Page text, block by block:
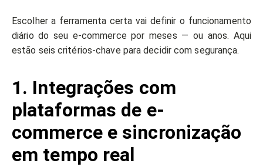
Escolher a ferramenta certa vai definir o funcionamento
diário do seu e-commerce por meses — ou anos. Aqui
estão seis critérios-chave para decidir com segurança.
1. Integrações com
plataformas de e-
commerce e sincronização
em tempo real